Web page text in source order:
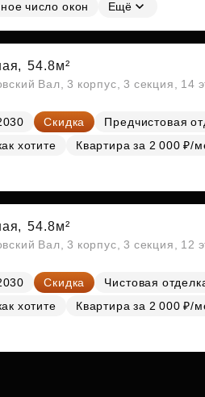
число окон
Ещё
54.8м²
Вал, 3 корпус, 3 секция, 14
Скидка
Предчистовая
хотите
Квартира за 2 000 ₽/
54.8м²
Вал, 3 корпус, 3 секция, 12
Скидка
Чистовая
хотите
Квартира за 2 000 ₽/